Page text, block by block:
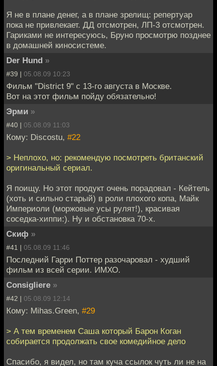
Я не в плане денег, а в плане зрелищ: репертуар
пока не привлекает. ДД отсмотрен, ЛП-3 отсмотрен.
Гариками не интересуюсь, Бруно просмотрю позднее
в домашней киносистеме.
Der Hund »
#39 | 05.08.09 10:23
Фильм "District 9" с 13-го августа в Москве.
Вот на этот фильм пойду обязательно!
Эрми »
#40 | 05.08.09 11:03
Кому: Discostu, #22
> Неплохо, но: рекомендую посмотреть британский
оригинальный сериал.
Я поищу. Но этот продукт очень порадовал - Кейтель
(хоть и сильно старый) в роли плохого копа, Майк
Империоли (моржовые усы рулят!), красивая
соседка-хиппи:). Ну и обстановка 70-х.
Скиф »
#41 | 05.08.09 11:46
Последний Гарри Поттер разочаровал - худший
фильм из всей серии. ИМХО.
Consigliere »
#42 | 05.08.09 12:14
Кому: Mihas.Green, #29
> А тем временем Саша который Барон Коган
собирается продолжать свое комедийное дело
Спасибо, я видел, но там куча ссылок чуть ли не на